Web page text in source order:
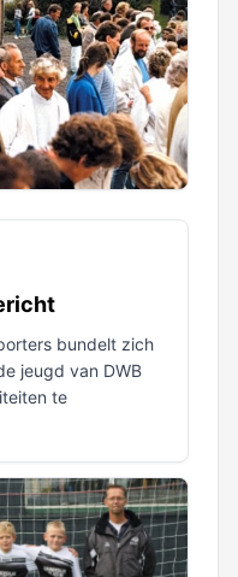
bundelt zich
jeugd van DWB
te